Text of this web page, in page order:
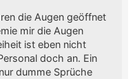
die Augen geöffnet
mir die Augen
ist eben nicht
doch an. Ein
dumme Sprüche